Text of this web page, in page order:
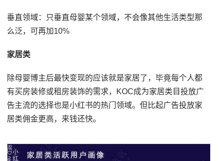
垂直领域：只垂直母婴某个领域，不会像其他生活类型那
么泛，可再加10%
家居类
除母婴博主后最快变现的应该就是家居了，毕竟每个人都
有买房装修或租房装饰的需求，KOC成为家居类目投放广
告主流的选择也是小红书的热门领域。但比起广告投放家
居类佣金更高，来钱还快。